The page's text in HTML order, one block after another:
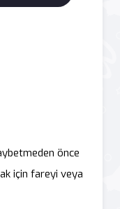
önce
için fareyi veya